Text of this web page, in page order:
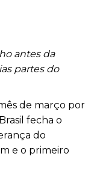
antes da
partes do
de março por
fecha o
do
e o primeiro